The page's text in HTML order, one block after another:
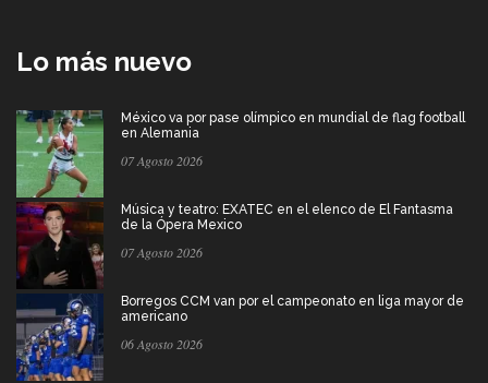
Lo más nuevo
México va por pase olímpico en mundial de flag football
en Alemania
07 Agosto 2026
Música y teatro: EXATEC en el elenco de El Fantasma
de la Ópera Mexico
07 Agosto 2026
Borregos CCM van por el campeonato en liga mayor de
americano
06 Agosto 2026